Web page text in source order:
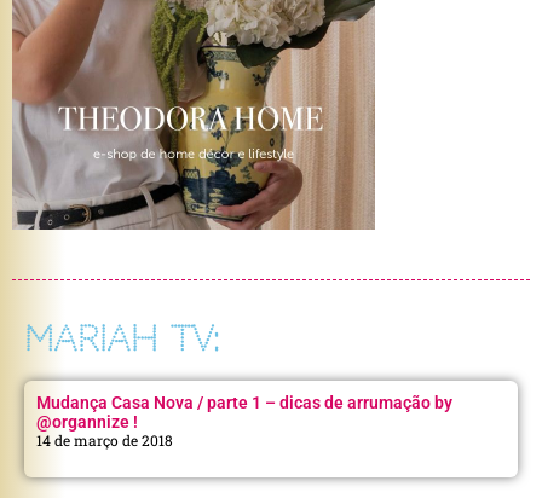
MARIAH TV:
Mudança Casa Nova / parte 1 – dicas de arrumação by
@organnize !
14 de março de 2018